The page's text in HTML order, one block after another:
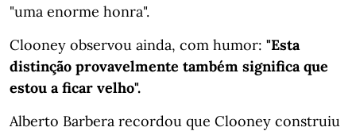
"uma enorme honra".
Clooney observou ainda, com humor: "Esta
distinção provavelmente também significa que
estou a ficar velho".
Alberto Barbera recordou que Clooney construiu